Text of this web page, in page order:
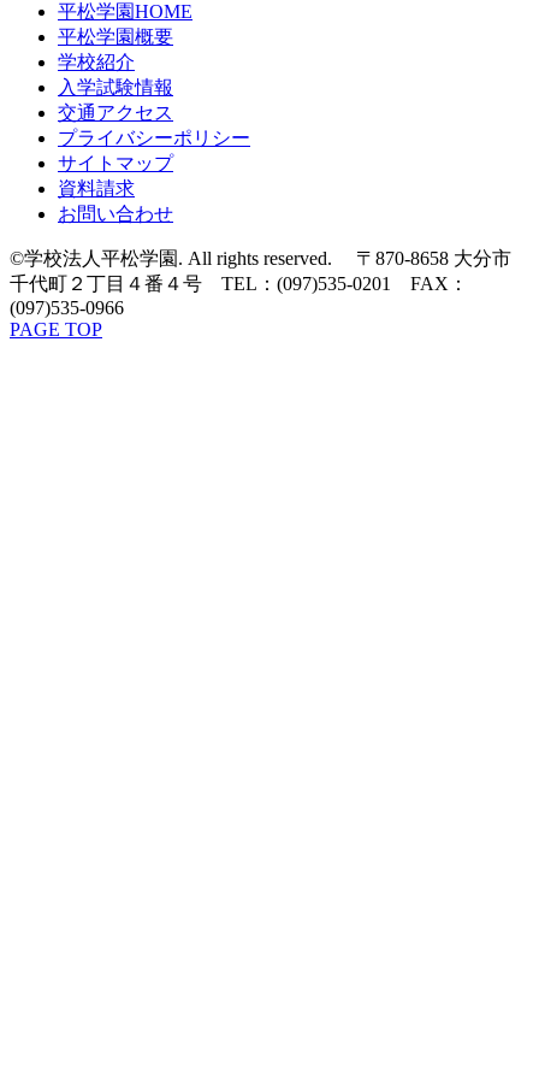
平松学園HOME
平松学園概要
学校紹介
入学試験情報
交通アクセス
プライバシーポリシー
サイトマップ
資料請求
お問い合わせ
©学校法人平松学園. All rights reserved. 〒870-8658 大分市
千代町２丁目４番４号 TEL：(097)535-0201 FAX：
(097)535-0966
PAGE TOP